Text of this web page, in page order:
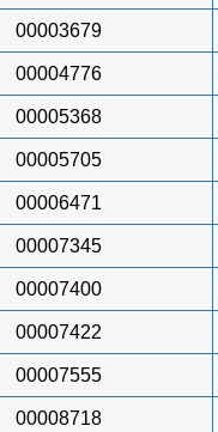
00003679
00004776
00005368
00005705
00006471
00007345
00007400
00007422
00007555
00008718